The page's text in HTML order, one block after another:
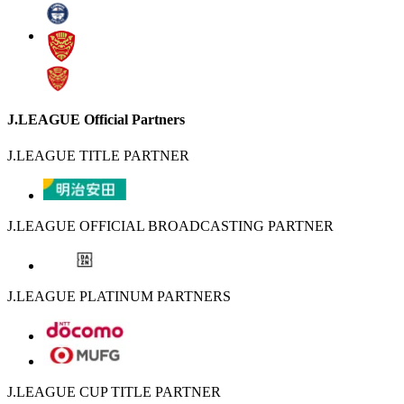
J.LEAGUE Official Partners
J.LEAGUE TITLE PARTNER
J.LEAGUE OFFICIAL BROADCASTING PARTNER
J.LEAGUE PLATINUM PARTNERS
J.LEAGUE CUP TITLE PARTNER